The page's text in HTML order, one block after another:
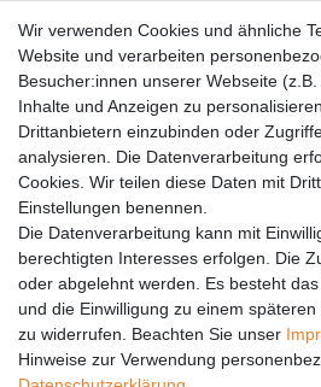
Barrierefreiheit
Anleitungen
Vertrag widerrufen
PARTNER
DHL
GLS
PaketPLUS
Wir verwenden Cookies und ähnliche
Website und verarbeiten
Besucher:innen unserer Webseite (z.B.
Inhalte und Anzeigen zu
Drittanbietern einzubinden oder
analysieren. Die Datenverarbeitung
Cookies. Wir teilen diese Daten mit
Einstellungen benennen.
Die Datenverarbeitung kann mit
berechtigten Interesses erfolgen. Die
oder abgelehnt werden. Es besteht
und die Einwilligung zu einem
zu widerrufen. Beachten Sie unser
Hinweise zur Verwendung